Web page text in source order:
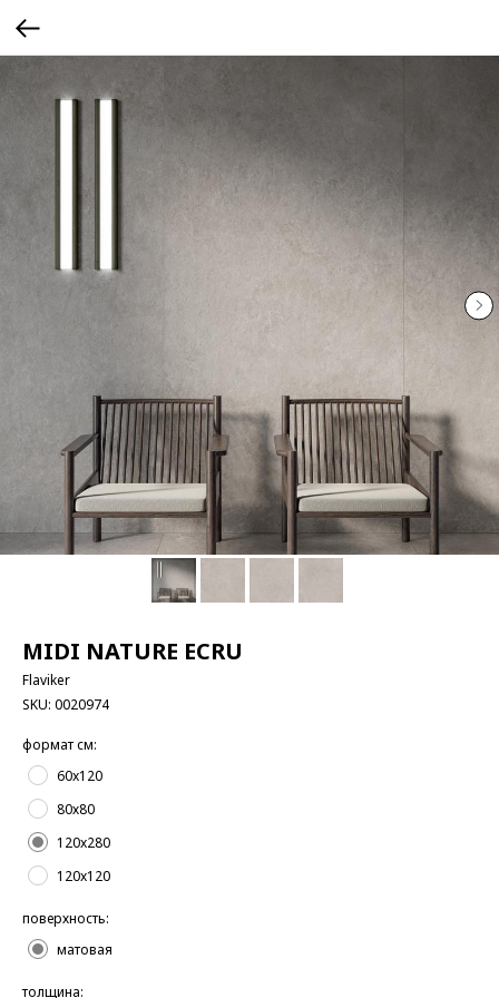
MIDI NATURE ECRU
Flaviker
SKU: 0020974
формат см:
60x120
80х80
120x280
120x120
поверхность:
матовая
толщина: